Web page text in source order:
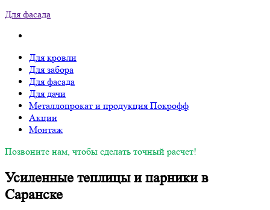
Для фасада
Для кровли
Для забора
Для фасада
Для дачи
Металлопрокат и продукция Покрофф
Акции
Монтаж
Позвоните нам, чтобы сделать точный расчет!
Усиленные теплицы и парники в
Саранске